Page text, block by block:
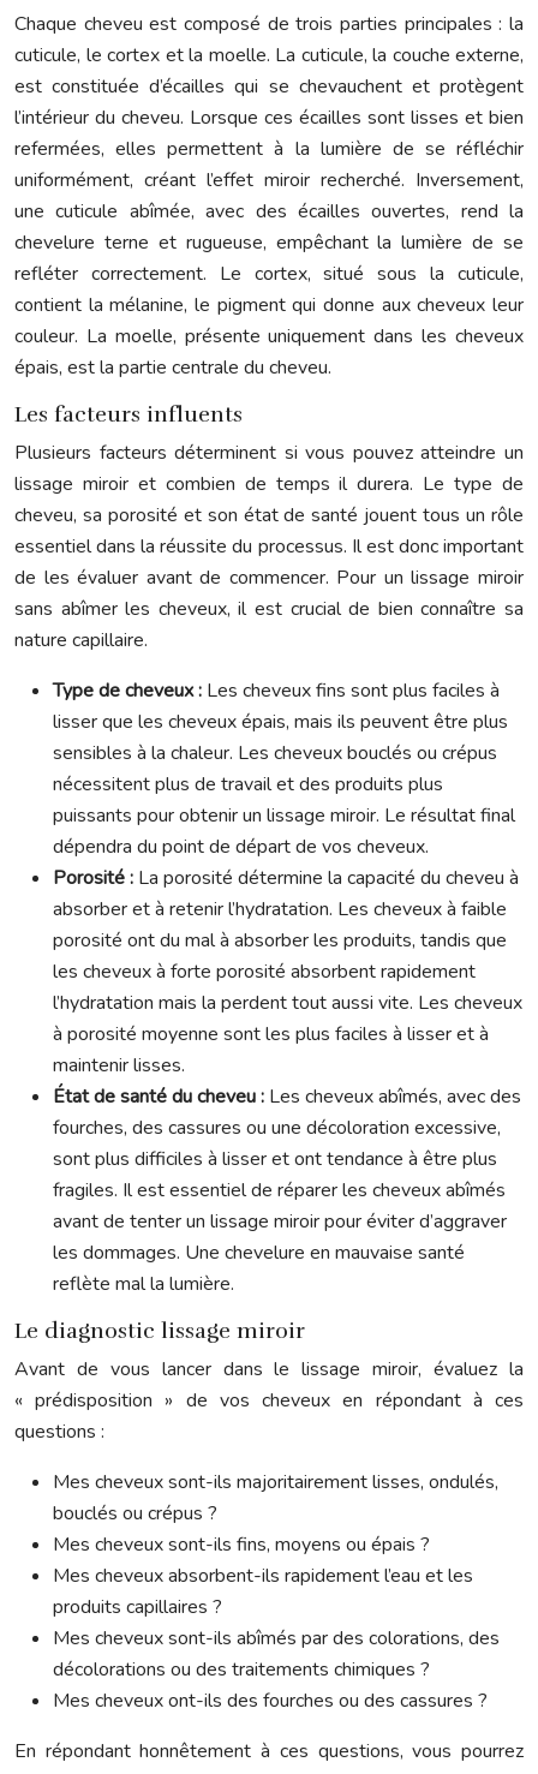
Chaque cheveu est composé de trois parties principales : la
cuticule, le cortex et la moelle. La cuticule, la couche externe,
est constituée d’écailles qui se chevauchent et protègent
l’intérieur du cheveu. Lorsque ces écailles sont lisses et bien
refermées, elles permettent à la lumière de se réfléchir
uniformément, créant l’effet miroir recherché. Inversement,
une cuticule abîmée, avec des écailles ouvertes, rend la
chevelure terne et rugueuse, empêchant la lumière de se
refléter correctement. Le cortex, situé sous la cuticule,
contient la mélanine, le pigment qui donne aux cheveux leur
couleur. La moelle, présente uniquement dans les cheveux
épais, est la partie centrale du cheveu.
Les facteurs influents
Plusieurs facteurs déterminent si vous pouvez atteindre un
lissage miroir et combien de temps il durera. Le type de
cheveu, sa porosité et son état de santé jouent tous un rôle
essentiel dans la réussite du processus. Il est donc important
de les évaluer avant de commencer. Pour un lissage miroir
sans abîmer les cheveux, il est crucial de bien connaître sa
nature capillaire.
Type de cheveux : Les cheveux fins sont plus faciles à
lisser que les cheveux épais, mais ils peuvent être plus
sensibles à la chaleur. Les cheveux bouclés ou crépus
nécessitent plus de travail et des produits plus
puissants pour obtenir un lissage miroir. Le résultat final
dépendra du point de départ de vos cheveux.
Porosité : La porosité détermine la capacité du cheveu à
absorber et à retenir l’hydratation. Les cheveux à faible
porosité ont du mal à absorber les produits, tandis que
les cheveux à forte porosité absorbent rapidement
l’hydratation mais la perdent tout aussi vite. Les cheveux
à porosité moyenne sont les plus faciles à lisser et à
maintenir lisses.
État de santé du cheveu : Les cheveux abîmés, avec des
fourches, des cassures ou une décoloration excessive,
sont plus difficiles à lisser et ont tendance à être plus
fragiles. Il est essentiel de réparer les cheveux abîmés
avant de tenter un lissage miroir pour éviter d’aggraver
les dommages. Une chevelure en mauvaise santé
reflète mal la lumière.
Le diagnostic lissage miroir
Avant de vous lancer dans le lissage miroir, évaluez la
« prédisposition » de vos cheveux en répondant à ces
questions :
Mes cheveux sont-ils majoritairement lisses, ondulés,
bouclés ou crépus ?
Mes cheveux sont-ils fins, moyens ou épais ?
Mes cheveux absorbent-ils rapidement l’eau et les
produits capillaires ?
Mes cheveux sont-ils abîmés par des colorations, des
décolorations ou des traitements chimiques ?
Mes cheveux ont-ils des fourches ou des cassures ?
En répondant honnêtement à ces questions, vous pourrez